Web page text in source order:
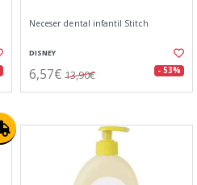
Neceser dental infantil Stitch
DISNEY
6,57€ 13,90€ - 53%